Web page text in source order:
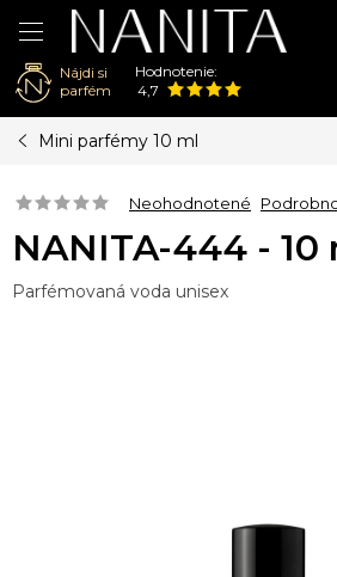
Nájdi si
parfém
Hodnotenie:
4,7
Mini parfémy 10 ml
Neohodnotené
NANITA-444 - 10
Parfémovaná voda unisex